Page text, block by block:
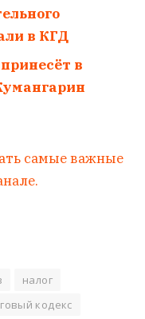
в КГД
в
самые важные
налог
кодекс